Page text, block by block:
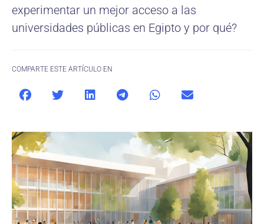
experimentar un mejor acceso a las
universidades públicas en Egipto y por qué?
COMPARTE ESTE ARTÍCULO EN